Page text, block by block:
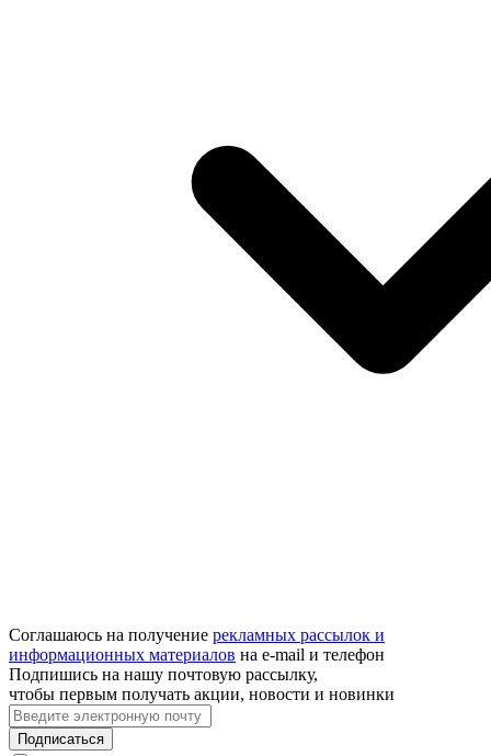
Соглашаюсь на получение рекламных рассылок и
информационных материалов на e‑mail и телефон
Подпишись на нашу почтовую рассылку,
чтобы первым получать акции, новости и новинки
Подписаться